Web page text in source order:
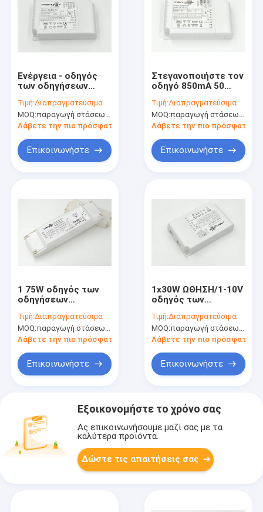
Ενέργεια - οδηγός
των οδηγήσεων
αποταμίευσης 1-10V
12Vdc/24Vdc για τη
λουρίδα των
Τιμή:Διαπραγματεύσιμα
MOQ:παραγωγή στάσεων, μη διαθέσιμη.
Λάβετε την πιο πρόσφατη τιμή
Επικοινωνήστε
Στεγανοποιήστε τον
οδηγό 850mA 50
οδηγήσεων
Dimmable για το
κάτω φως
Τιμή:Διαπραγματεύσιμα
MOQ:παραγωγή στάσεων, μη διαθέσιμη.
Λάβετε την πιο πρόσφατη
Επικοινωνήστε
1 75W οδηγός των
οδηγήσεων
1-10V, σταθερή τάση
PWM που
εξασθενίζει τον
οδηγήσεων
Τιμή:Διαπραγματεύσιμα
MOQ:παραγωγή στάσεων, μη διαθέσιμη.
Λάβετε την πιο πρόσφατη τιμή
Επικοινωνήστε
1x30W ΩΘΗΣΗ/1-10V
οδηγός των
Dimmable, 250 –
οδηγός των
ηλεκτρονικών
Τιμή:Διαπραγματεύσιμα
MOQ:παραγωγή στάσεων, μη διαθέσιμη.
Λάβετε την πιο πρόσφατη
Επικοινωνήστε
Εξοικονομήστε το χρόνο σας
Ας επικοινωνήσουμε μαζί σας με τα
καλύτερα προϊόντα.
Δώστε τις απαιτήσεις σας